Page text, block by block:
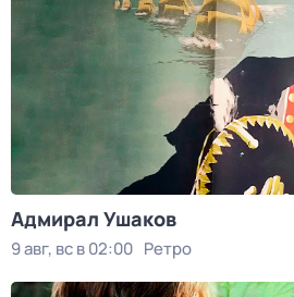
Адмирал Ушаков
9 авг, вс в 02:00 Ретро